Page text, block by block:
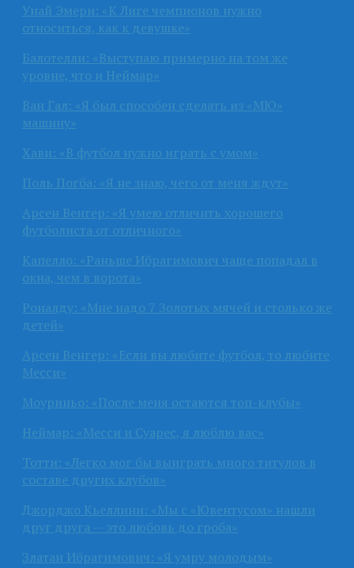
Унай Эмери: «К Лиге чемпионов нужно
относиться, как к девушке»
Балотелли: «Выступаю примерно на том же
уровне, что и Неймар»
Ван Гал: «Я был способен сделать из «МЮ»
машину»
Хави: «В футбол нужно играть с умом»
Поль Погба: «Я не знаю, чего от меня ждут»
Арсен Венгер: «Я умею отличить хорошего
футболиста от отличного»
Капелло: «Раньше Ибрагимович чаще попадал в
окна, чем в ворота»
Роналду: «Мне надо 7 Золотых мячей и столько же
детей»
Арсен Венгер: «Если вы любите футбол, то любите
Месси»
Моуриньо: «После меня остаются топ-клубы»
Неймар: «Месси и Суарес, я люблю вас»
Тотти: «Легко мог бы выиграть много титулов в
составе других клубов»
Джорджо Кьеллини: «Мы с «Ювентусом» нашли
друг друга — это любовь до гроба»
Златан Ибрагимович: «Я умру молодым»